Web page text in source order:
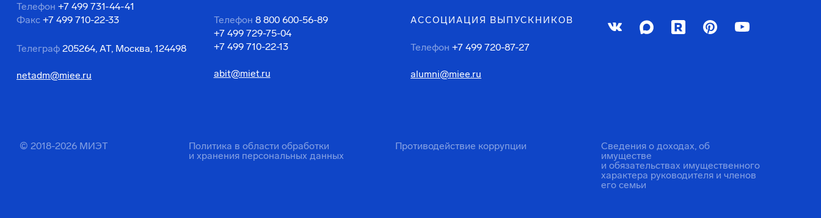
Телефон +7 499 731-44-41
Факс +7 499 710-22-33
Телеграф 205264, АТ, Москва, 124498
netadm@miee.ru
Телефон 8 800 600-56-89
+7 499 729-75-04
+7 499 710-22-13
abit@miet.ru
АССОЦИАЦИЯ ВЫПУСКНИКОВ
Телефон +7 499 720-87-27
alumni@miee.ru
© 2018-2026 МИЭТ
Политика в области обработки
и хранения персональных данных
Противодействие коррупции
Сведения о доходах, об
имуществе
и обязательствах имущественного
характера руководителя и членов
его семьи